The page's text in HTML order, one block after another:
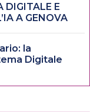
DIGITALE E
A GENOVA
la
Digitale